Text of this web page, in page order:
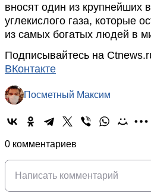
вносят один из крупнейших
углекислого газа, которые
из самых богатых людей в
Подписывайтесь на
ВКонтакте
Посметный Максим
0 комментариев